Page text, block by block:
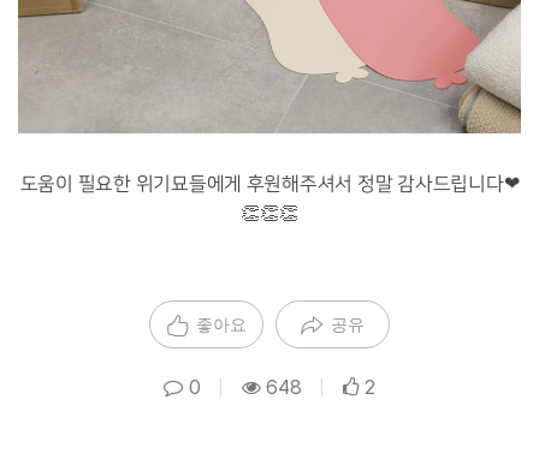
도움이 필요한 위기묘들에게 후원해주셔서 정말 감사드립니다❤
👏👏👏
좋아요 공유
0 648 2